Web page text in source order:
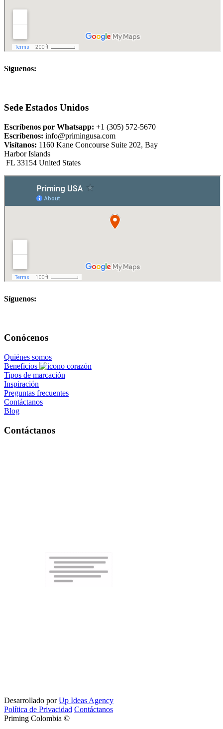
Síguenos:
Sede Estados Unidos
Escríbenos por Whatsapp: +1 (305) 572-5670
Escríbenos: info@primingusa.com
Visítanos: 1160 Kane Concourse Suite 202, Bay
Harbor Islands
FL 33154 United States
Síguenos:
Conócenos
Quiénes somos
Beneficios
Tipos de marcación
Inspiración
Preguntas frecuentes
Contáctanos
Blog
Contáctanos
Desarrollado porUp Ideas Agency
Política de Privacidad Contáctanos
Priming Colombia ©